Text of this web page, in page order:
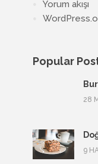
Yorum akışı
Popular
28
9